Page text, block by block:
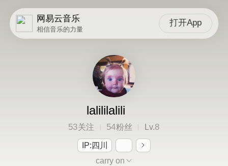
网易云音乐
相信音乐的力量
打开App
lalililalili
53关注 54粉丝 Lv.8
IP:四川
carry on